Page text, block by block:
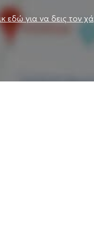
εδώ για να δεις τον